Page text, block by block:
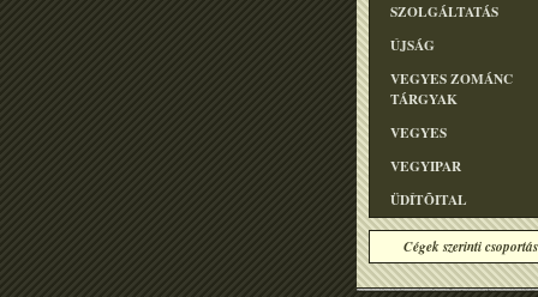
SZOLGÁLTATÁS
ÚJSÁG
VEGYES ZOMÁNC
TÁRGYAK
VEGYES
VEGYIPAR
ÜDÍTÕITAL
Cégek szerinti csoportás